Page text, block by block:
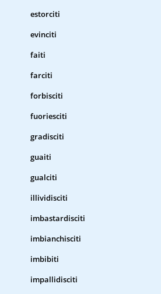
estorciti
evinciti
faiti
farciti
forbisciti
fuoriesciti
gradisciti
guaiti
gualciti
illividisciti
imbastardisciti
imbianchisciti
imbibiti
impallidisciti